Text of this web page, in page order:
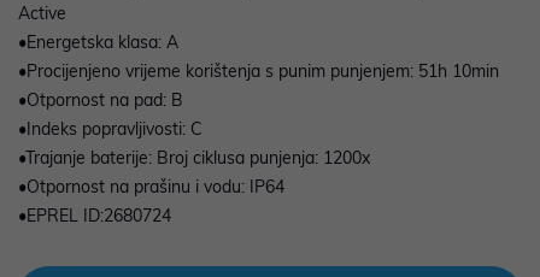
Active
•Energetska klasa: A
•Procijenjeno vrijeme korištenja s punim punjenjem: 51h 10min
•Otpornost na pad: B
•Indeks popravljivosti: C
•Trajanje baterije: Broj ciklusa punjenja: 1200x
•Otpornost na prašinu i vodu: IP64
•EPREL ID:2680724